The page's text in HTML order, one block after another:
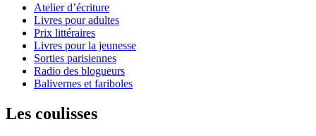
Atelier d’écriture
Livres pour adultes
Prix littéraires
Livres pour la jeunesse
Sorties parisiennes
Radio des blogueurs
Balivernes et fariboles
Les coulisses